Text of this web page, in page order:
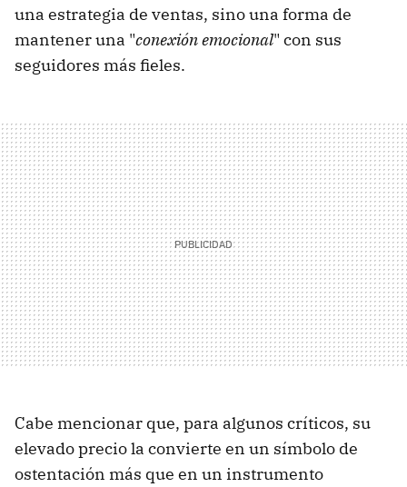
una estrategia de ventas, sino una forma de
mantener una "conexión emocional" con sus
seguidores más fieles.
Cabe mencionar que, para algunos críticos, su
elevado precio la convierte en un símbolo de
ostentación más que en un instrumento